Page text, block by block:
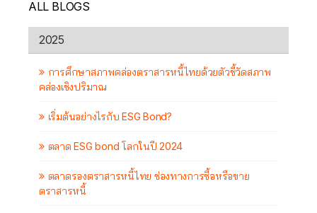
ALL BLOGS
2025
การศึกษาสภาพคล่องตราสารหนี้ไทยด้วยตัวชี้วัดสภาพ
คล่องเชิงปริมาณ
เริ่มต้นอย่างไรกับ ESG Bond?
ตลาด ESG bond โลกในปี 2024
ตลาดรองตราสารหนี้ไทย ช่องทางการซื้อหรือขาย
ตราสารหนี้